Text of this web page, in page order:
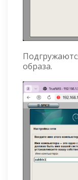
образа.